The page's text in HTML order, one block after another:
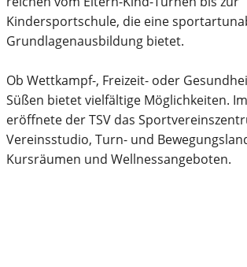
Kindersportschule, die eine
Grundlagenausbildung bietet.
Ob Wettkampf-, Freizeit- oder
Süßen bietet vielfältige Möglichkeiten.
eröffnete der TSV das
Vereinsstudio, Turn- und
Kursräumen und Wellnessangeboten.